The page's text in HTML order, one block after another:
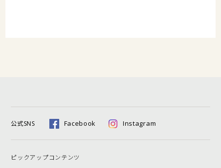
公式SNS Facebook Instagram
ピックアップコンテンツ